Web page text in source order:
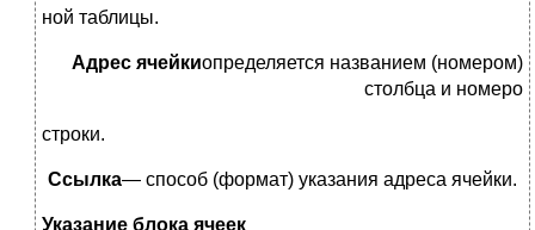
ной таблицы.
Адрес ячейкиопределяется названием (номером)
столбца и номеро
строки.
Ссылка— способ (формат) указания адреса ячейки.
Указание блока ячеек